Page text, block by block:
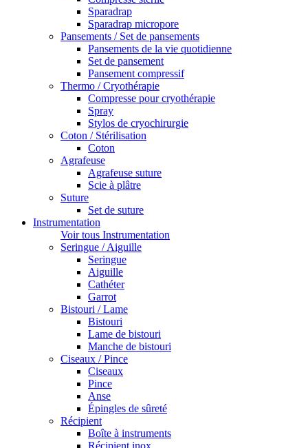
Sparadrap
Sparadrap micropore
Pansements / Set de pansements
Pansements de la vie quotidienne
Set de pansement
Pansement compressif
Thermo / Cryothérapie
Compresse pour cryothérapie
Spray
Stylos de cryochirurgie
Coton / Stérilisation
Coton
Agrafeuse
Agrafeuse suture
Scie à plâtre
Suture
Set de suture
Instrumentation
Voir tous Instrumentation
Seringue / Aiguille
Seringue
Aiguille
Cathéter
Garrot
Bistouri / Lame
Bistouri
Lame de bistouri
Manche de bistouri
Ciseaux / Pince
Ciseaux
Pince
Anse
Épingles de sûreté
Récipient
Boîte à instruments
Récipient inox